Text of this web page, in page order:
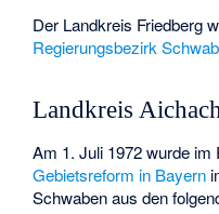
Der Landkreis Friedberg
Regierungsbezirk
Landkreis
Am 1. Juli 1972 wurde im
Gebietsreform in Bayern
Schwaben aus den